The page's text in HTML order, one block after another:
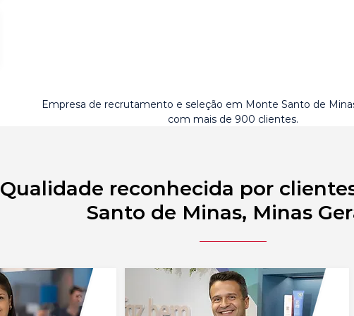
Empresa de recrutamento e seleção em Monte Santo de
com mais de 900 clientes.
Qualidade reconhecida por
Santo de Minas, Minas